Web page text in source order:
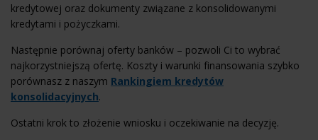
kredytowej oraz dokumenty związane z konsolidowanymi
kredytami i pożyczkami.
Następnie porównaj oferty banków – pozwoli Ci to wybrać
najkorzystniejszą ofertę. Koszty i warunki finansowania szybko
porównasz z naszym Rankingiem kredytów
konsolidacyjnych.
Ostatni krok to złożenie wniosku i oczekiwanie na decyzję.